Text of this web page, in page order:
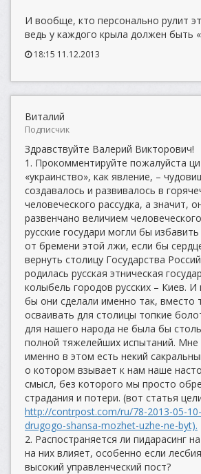
И вообще, кто персонально рулит
ведь у каждого крыла должен быть
18:15 11.12.2013
Виталий
Подписчик
Здравствуйте Валерий Викторович!
1. Прокомментируйте пожалуйста
«украинство», как явление, –
создавалось и развивалось в
человеческого рассудка, а значит,
развенчано величием
русские государи могли бы
от бремени этой лжи, если бы
вернуть столицу Государства
родилась русская этническая
колыбель городов русских – Киев. И
бы они сделали именно так, вместо
осваивать для столицы топкие
для нашего народа не была бы
полной тяжелейших испытаний. Мне
именно в этом есть некий
о котором взывает к нам наше
смысл, без которого мы просто
страдания и потери. (вот статья
http://contrpost.com/ru/78-2013-05-
drugogo-shansa-mozhet-uzhe-ne-byt).
2. Распостраняется ли пидарасинг
на них влияет, особенно если
высокий управленческий пост?